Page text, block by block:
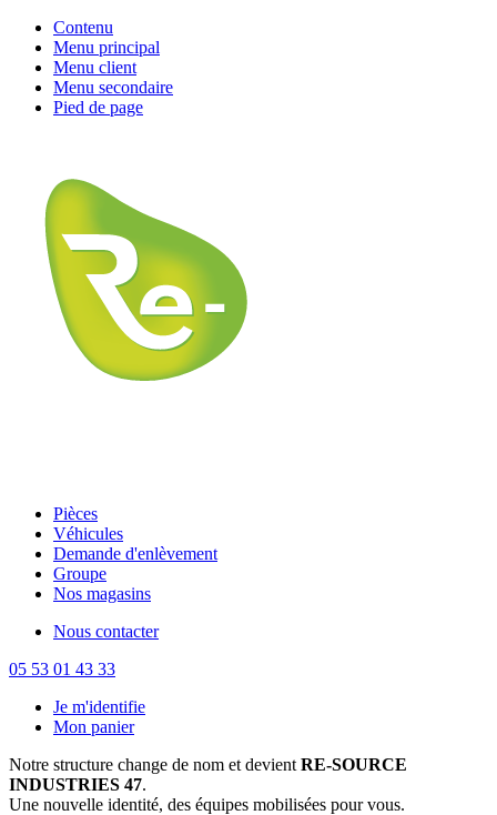
Contenu
Menu principal
Menu client
Menu secondaire
Pied de page
Pièces
Véhicules
Demande d'enlèvement
Groupe
Nos magasins
Nous contacter
05 53 01 43 33
Je m'identifie
Mon panier
Notre structure change de nom et devient RE-SOURCE
INDUSTRIES 47.
Une nouvelle identité, des équipes mobilisées pour vous.